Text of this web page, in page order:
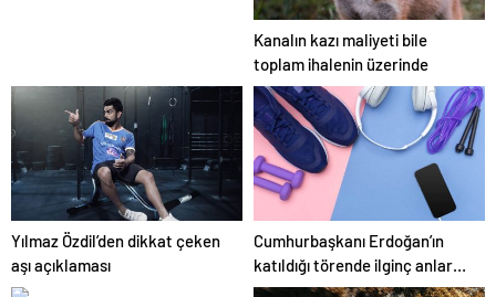
Kanalın kazı maliyeti bile
toplam ihalenin üzerinde
Yılmaz Özdil’den dikkat çeken
aşı açıklaması
Cumhurbaşkanı Erdoğan’ın
katıldığı törende ilginç anlar…